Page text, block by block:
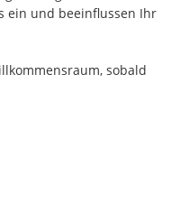
ein und beeinflussen Ihr
sobald